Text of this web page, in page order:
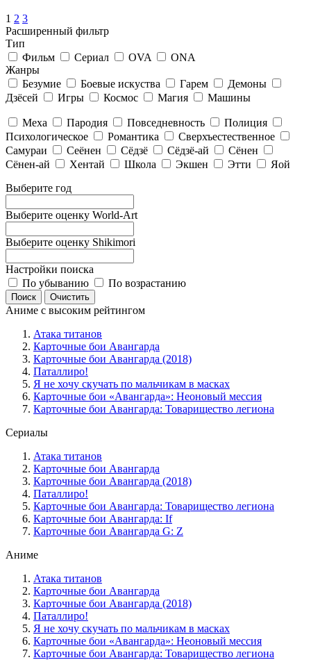
1 2 3
Расширенный фильтр
Тип
Фильм
Сериал OVA
ONA
Жанры
Безумие
Боевые искуства Гарем
Демоны
Дзёсей
Игры Космос Магия Машины
Меха Пародия Повседневность
Полиция
Психологическое
Романтика
Сверхъестественное
Самураи
Сеёнен Сёдзё Сёдзё-ай
Сёнен
Сёнен-ай
Хентай Школа Экшен Этти
Яой
Выберите год
Выберите оценку World-Art
Выберите оценку Shikimori
Настройки поиска
По убыванию
По возрастанию
Аниме с высоким рейтингом
Атака титанов
Карточные бои Авангарда
Карточные бои Авангарда (2018)
Паталлиро!
Я не хочу скучать по мальчикам в масках
Карточные бои «Авангарда»: Неоновый мессия
Карточные бои Авангарда: Товарищество легиона
Сериалы
Атака титанов
Карточные бои Авангарда
Карточные бои Авангарда (2018)
Паталлиро!
Карточные бои Авангарда: Товарищество легиона
Карточные бои Авангарда: If
Карточные бои Авангарда G: Z
Аниме
Атака титанов
Карточные бои Авангарда
Карточные бои Авангарда (2018)
Паталлиро!
Я не хочу скучать по мальчикам в масках
Карточные бои «Авангарда»: Неоновый мессия
Карточные бои Авангарда: Товарищество легиона